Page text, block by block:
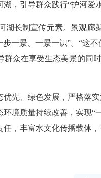
，引导群众践行“护河爱
长制宣传元素。景观廊
一景、一景一识”。“这
众在享受生态美景的同
、绿色发展，严格落实
境质量持续改善，实现
，丰富水文化传播载体